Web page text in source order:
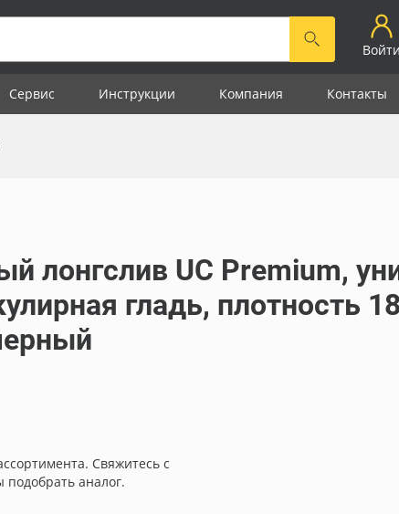
Войти
Сервис Инструкции Компания Контакты
лонгслив UC Premium,
гладь, плотность
Свяжитесь с
аналог.